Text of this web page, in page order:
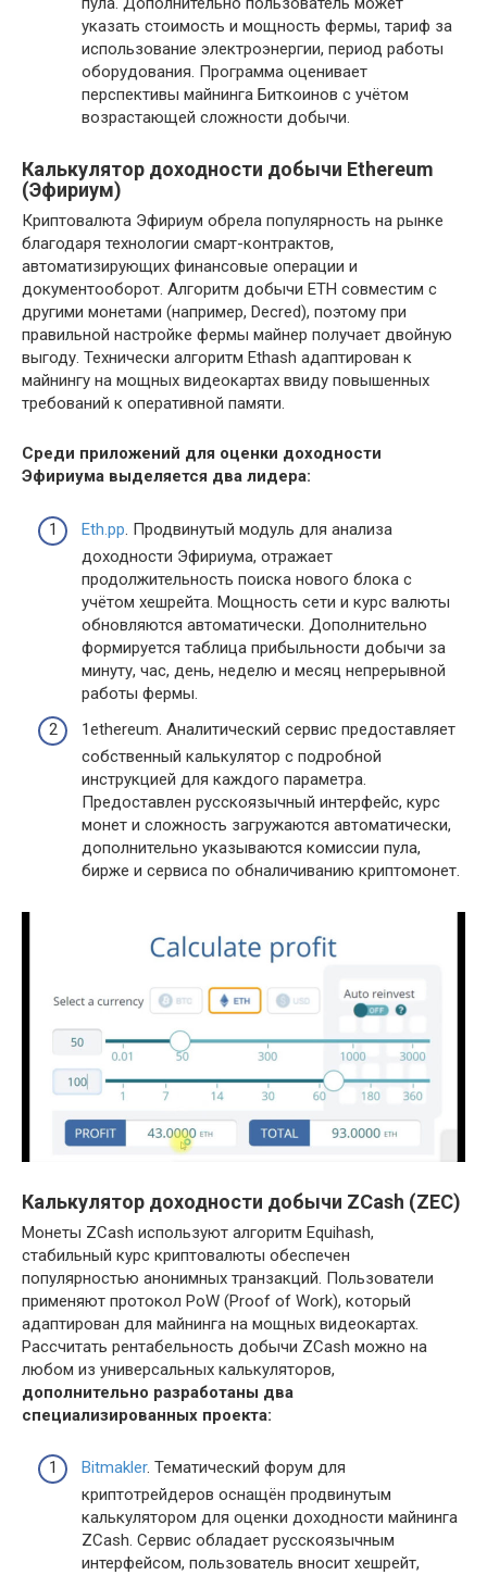
указать стоимость и мощность фермы, тариф за
использование электроэнергии, период работы
оборудования. Программа оценивает
перспективы майнинга Биткоинов с учётом
возрастающей сложности добычи.
Калькулятор доходности добычи Ethereum
(Эфириум)
Криптовалюта Эфириум обрела популярность на рынке
благодаря технологии смарт-контрактов,
автоматизирующих финансовые операции и
документооборот. Алгоритм добычи ETH совместим с
другими монетами (например, Decred), поэтому при
правильной настройке фермы майнер получает двойную
выгоду. Технически алгоритм Ethash адаптирован к
майнингу на мощных видеокартах ввиду повышенных
требований к оперативной памяти.
Среди приложений для оценки доходности
Эфириума выделяется два лидера:
Eth.pp. Продвинутый модуль для анализа
доходности Эфириума, отражает
продолжительность поиска нового блока с
учётом хешрейта. Мощность сети и курс валюты
обновляются автоматически. Дополнительно
формируется таблица прибыльности добычи за
минуту, час, день, неделю и месяц непрерывной
работы фермы.
1ethereum. Аналитический сервис предоставляет
собственный калькулятор с подробной
инструкцией для каждого параметра.
Предоставлен русскоязычный интерфейс, курс
монет и сложность загружаются автоматически,
дополнительно указываются комиссии пула,
бирже и сервиса по обналичиванию криптомонет.
Калькулятор доходности добычи ZCash (ZEC)
Монеты ZCash используют алгоритм Equihash,
стабильный курс криптовалюты обеспечен
популярностью анонимных транзакций. Пользователи
применяют протокол PoW (Proof of Work), который
адаптирован для майнинга на мощных видеокартах.
Рассчитать рентабельность добычи ZCash можно на
любом из универсальных калькуляторов,
дополнительно разработаны два
специализированных проекта:
Bitmakler. Тематический форум для
криптотрейдеров оснащён продвинутым
калькулятором для оценки доходности майнинга
ZCash. Сервис обладает русскоязычным
интерфейсом, пользователь вносит хешрейт,